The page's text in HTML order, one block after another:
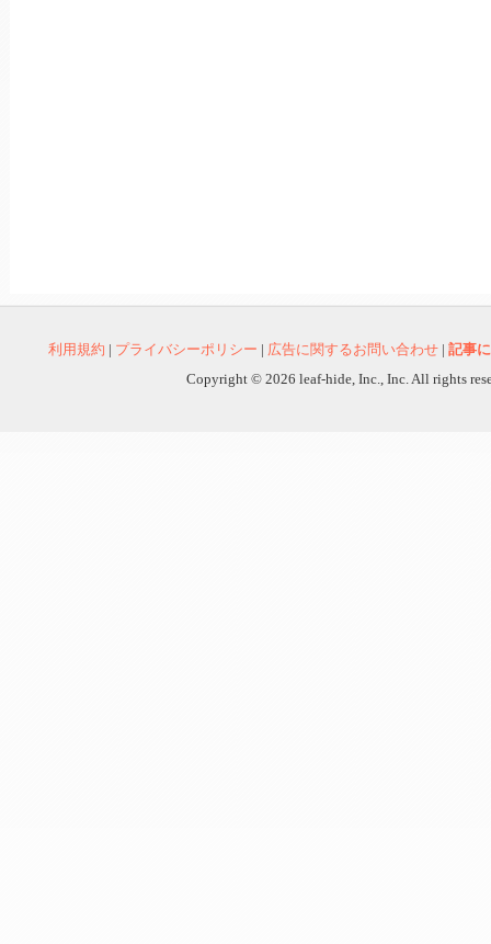
利用規約 | プライバシーポリシー | 広告に関するお問い合わせ | 記事
Copyright © 2026 leaf-hide, Inc., Inc. All rights